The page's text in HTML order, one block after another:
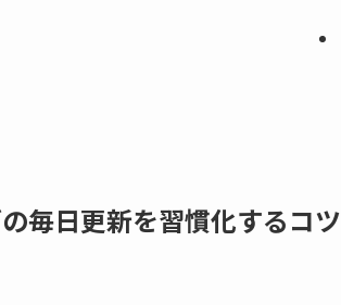
毎日更新を習慣化するコツ